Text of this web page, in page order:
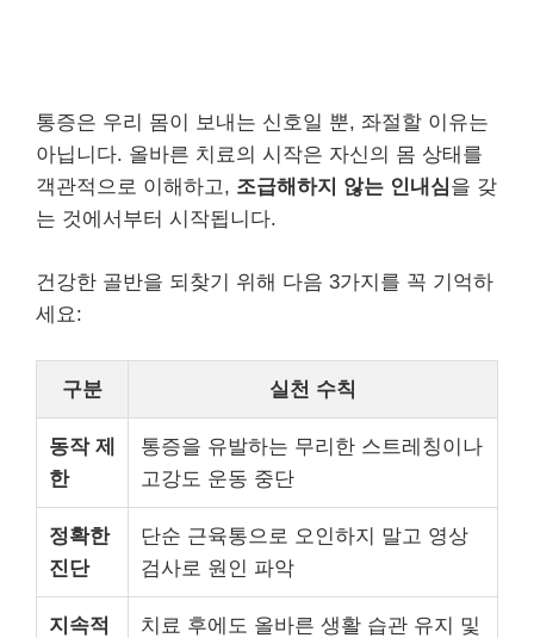
통증은 우리 몸이 보내는 신호일 뿐, 좌절할 이유는
아닙니다. 올바른 치료의 시작은 자신의 몸 상태를
객관적으로 이해하고, 조급해하지 않는 인내심을 갖
는 것에서부터 시작됩니다.
건강한 골반을 되찾기 위해 다음 3가지를 꼭 기억하
세요:
구분 실천 수칙
동작 제
한
통증을 유발하는 무리한 스트레칭이나
고강도 운동 중단
정확한
진단
단순 근육통으로 오인하지 말고 영상
검사로 원인 파악
지속적
치료 후에도 올바른 생활 습관 유지 및